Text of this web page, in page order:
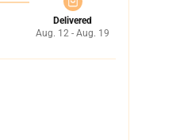
Delivered
Aug. 12 - Aug. 19